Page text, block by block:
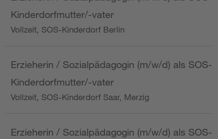
Kinderdorfmutter/-vater
Vollzeit, SOS-Kinderdorf Berlin
Erzieherin / Sozialpädagogin (m/w/d) als SOS-
Kinderdorfmutter/-vater
Vollzeit, SOS-Kinderdorf Saar, Merzig
Erzieherin / Sozialpädagogin (m/w/d) als SOS-